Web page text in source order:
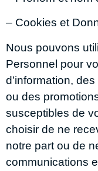
– Cookies et
Nous pouvons
Personnel pour
d’information,
ou des
susceptibles de
choisir de ne
notre part ou de
communications